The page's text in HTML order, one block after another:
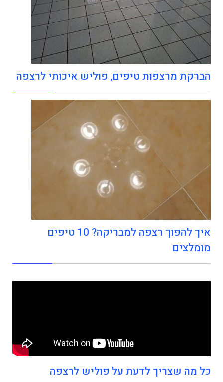
הברקת מרצפות טיפים, פוליש איכותי לרצפה
איך להפוך רצפה למבריקה? 10 טיפים
מומלצים
כל מה שצריך לדעת על פוליש לרצפה